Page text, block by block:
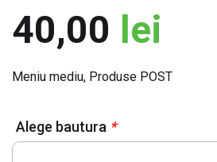
40,00 lei
Meniu mediu, Produse POST
Alege bautura *